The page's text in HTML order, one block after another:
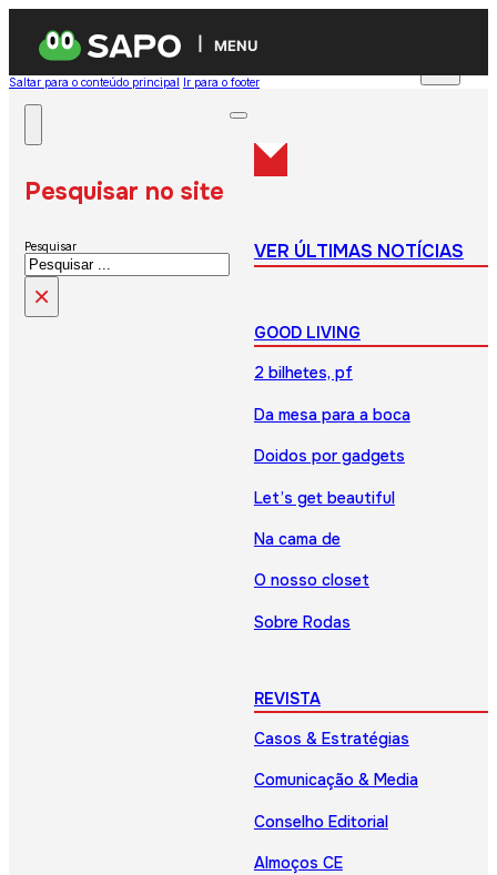
MENU
Saltar para o conteúdo principal Ir para o footer
Pesquisar no site
Pesquisar
×
VER ÚLTIMAS NOTÍCIAS
GOOD LIVING
2 bilhetes, pf
Da mesa para a boca
Doidos por gadgets
Let’s get beautiful
Na cama de
O nosso closet
Sobre Rodas
REVISTA
Casos & Estratégias
Comunicação & Media
Conselho Editorial
Almoços CE